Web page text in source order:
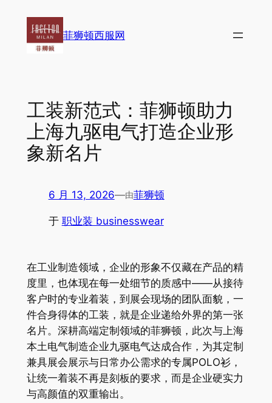
菲狮顿西服网
工装新范式：菲狮顿助力
上海九驱电气打造企业形
象新名片
6 月 13, 2026—由菲狮顿
于 职业装 businesswear
在工业制造领域，企业的形象不仅藏在产品的精
度里，也体现在每一处细节的质感中——从接待
客户时的专业着装，到展会现场的团队面貌，一
件合身得体的工装，就是企业递给外界的第一张
名片。深耕高端定制领域的菲狮顿，此次与上海
本土电气制造企业九驱电气达成合作，为其定制
兼具展会展示与日常办公需求的专属POLO衫，
让统一着装不再是刻板的要求，而是企业硬实力
与高颜值的双重输出。